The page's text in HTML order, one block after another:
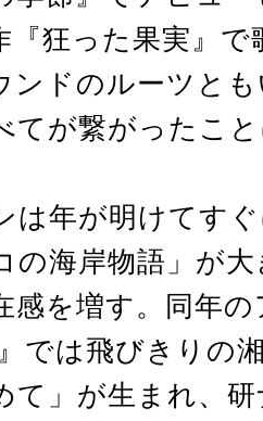
『狂った果実』で
ンドのルーツと
てが繋がったこ
は年が明けてす
の海岸物語」が
感を増す。同年
では飛びきりの
て」が生まれ、